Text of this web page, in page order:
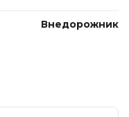
Внедорожник